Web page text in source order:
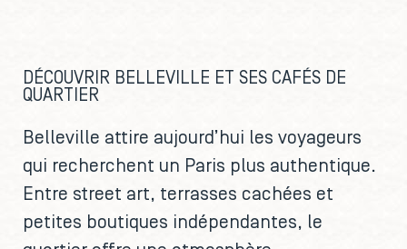
DÉCOUVRIR BELLEVILLE ET SES CAFÉS DE
QUARTIER
Belleville attire aujourd’hui les voyageurs
qui recherchent un Paris plus authentique.
Entre street art, terrasses cachées et
petites boutiques indépendantes, le